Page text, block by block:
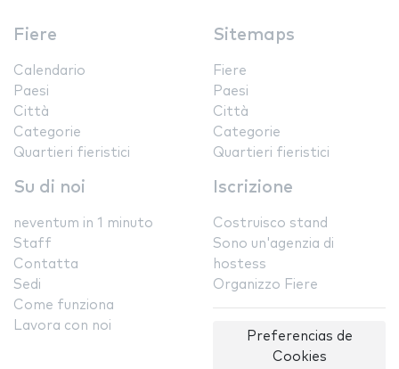
Fiere
Calendario
Paesi
Città
Categorie
Quartieri fieristici
Sitemaps
Fiere
Paesi
Città
Categorie
Quartieri fieristici
Su di noi
neventum in 1 minuto
Staff
Contatta
Sedi
Come funziona
Lavora con noi
Iscrizione
Costruisco stand
Sono un'agenzia di
hostess
Organizzo Fiere
Preferencias de
Cookies